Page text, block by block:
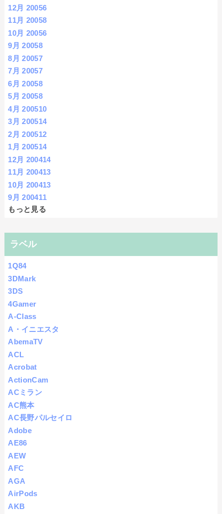
12月 20056
11月 20058
10月 20056
9月 20058
8月 20057
7月 20057
6月 20058
5月 20058
4月 200510
3月 200514
2月 200512
1月 200514
12月 200414
11月 200413
10月 200413
9月 200411
もっと見る
ラベル
1Q84
3DMark
3DS
4Gamer
A-Class
A・イニエスタ
AbemaTV
ACL
Acrobat
ActionCam
ACミラン
AC熊本
AC長野パルセイロ
Adobe
AE86
AEW
AFC
AGA
AirPods
AKB